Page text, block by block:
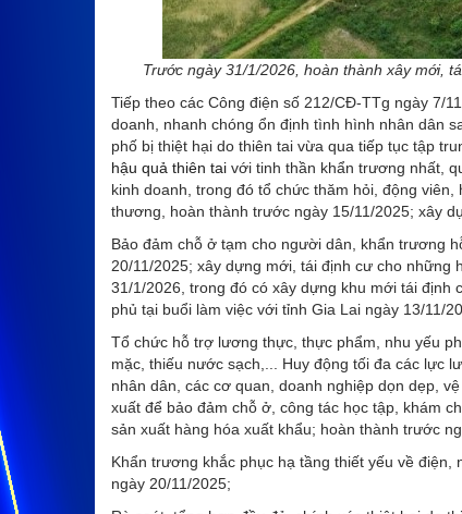
Trước ngày 31/1/2026, hoàn thành xây mới,
Tiếp theo các Công điện số 212/CĐ-TTg ngày 7/
doanh, nhanh chóng ổn định tình hình nhân dân
phố bị thiệt hại do thiên tai vừa qua tiếp tục tập
hậu quả thiên tai với tinh thần khẩn trương nhất,
kinh doanh, trong đó tổ chức thăm hỏi, động
thương, hoàn thành trước ngày 15/11/2025; xây
Bảo đảm chỗ ở tạm cho người dân, khẩn trương
20/11/2025; xây dựng mới, tái định cư cho
31/1/2026, trong đó có xây dựng khu mới tái
phủ tại buổi làm việc với tỉnh Gia Lai ngày 13/11/
Tổ chức hỗ trợ lương thực, thực phẩm, nhu yếu
mặc, thiếu nước sạch,... Huy động tối đa các lực
nhân dân, các cơ quan, doanh nghiệp dọn dẹp,
xuất để bảo đảm chỗ ở, công tác học tập, khám
sản xuất hàng hóa xuất khẩu; hoàn thành trước
Khẩn trương khắc phục hạ tầng thiết yếu về
ngày 20/11/2025;